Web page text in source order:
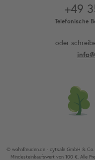
+49
Telefonische
oder
© wohnfreuden.de - cytsale GmbH &
Mindesteinkaufswert von 100 €. Alle